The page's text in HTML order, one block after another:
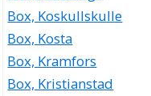
Box, Koskullskulle
Box, Kosta
Box, Kramfors
Box, Kristianstad